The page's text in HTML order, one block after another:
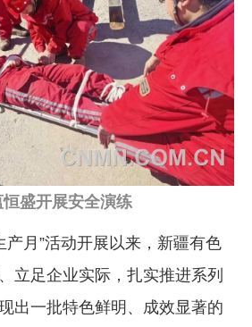
恒盛开展安全演练
产月”活动开展以来，新疆有色
立足企业实际，扎实推进系列
出一批特色鲜明、成效显著的